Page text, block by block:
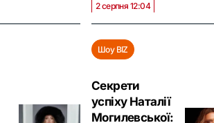
2 серпня 12:04
Шоу BIZ
Секрети
успіху Наталії
Могилевської: